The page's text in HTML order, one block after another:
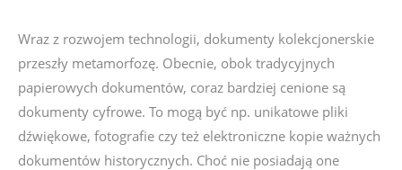
Wraz z rozwojem technologii, dokumenty kolekcjonerskie
przeszły metamorfozę. Obecnie, obok tradycyjnych
papierowych dokumentów, coraz bardziej cenione są
dokumenty cyfrowe. To mogą być np. unikatowe pliki
dźwiękowe, fotografie czy też elektroniczne kopie ważnych
dokumentów historycznych. Choć nie posiadają one